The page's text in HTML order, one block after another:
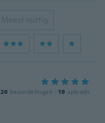
Meest nuttig
26 beoordelingen · 19 uploads